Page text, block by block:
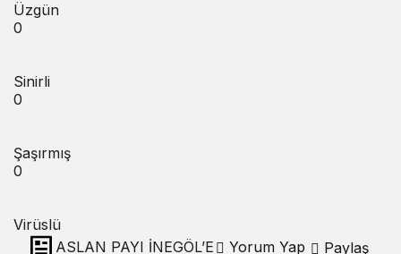
Üzgün
0
Sinirli
0
Şaşırmış
0
Virüslü
ASLAN PAYI İNEGÖL’E
Yorum Yap Paylaş